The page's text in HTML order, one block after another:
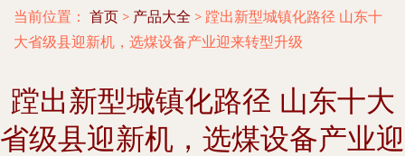
当前位置： 首页 > 产品大全 > 蹚出新型城镇化路径 山东十
大省级县迎新机，选煤设备产业迎来转型升级
蹚出新型城镇化路径 山东十大
省级县迎新机，选煤设备产业迎